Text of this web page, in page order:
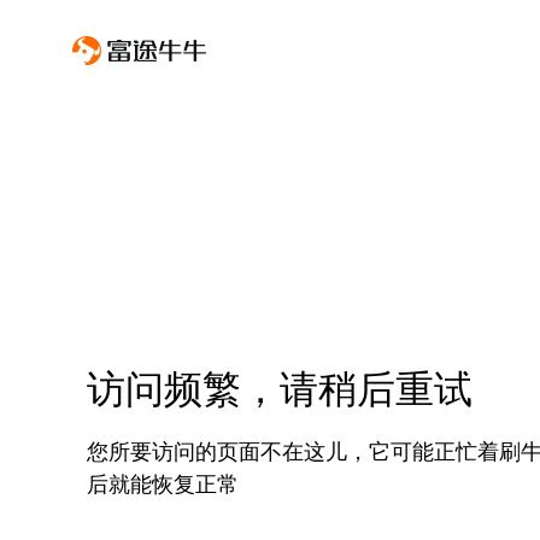
访问频繁，请稍后重试
您所要访问的页面不在这儿，它可能正忙着刷
后就能恢复正常